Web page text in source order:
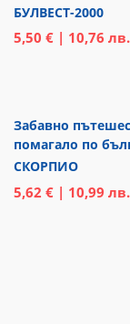
БУЛВЕСТ-2000
5,50 € | 10,76 лв.
Забавно
помагало по
СКОРПИО
5,62 € | 10,99 лв.